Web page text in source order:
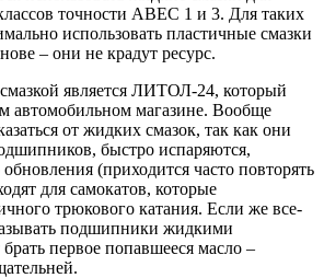
точности ABEC 1 и 3. Для таких
использовать пластичные смазки
– они не крадут ресурс.
является ЛИТОЛ-24, который
автомобильном магазине. Вообще
от жидких смазок, так как они
быстро испаряются,
(приходится часто повторять
для самокатов, которые
трюкового катания. Если же все-
подшипники жидкими
первое попавшееся масло –